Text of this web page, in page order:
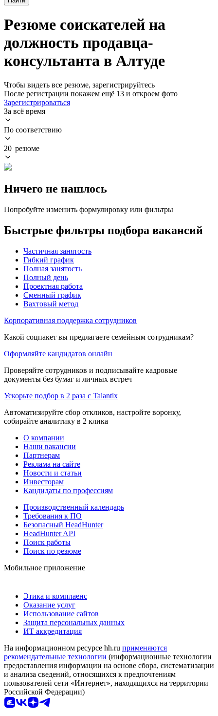
Резюме соискателей на
должность продавца-
консультанта в Алтуде
Чтобы видеть все резюме, зарегистрируйтесь
После регистрации покажем ещё 13 и откроем фото
Зарегистрироваться
За всё время
По соответствию
20 резюме
Ничего не нашлось
Попробуйте изменить формулировку или фильтры
Быстрые фильтры подбора вакансий
Частичная занятость
Гибкий график
Полная занятость
Полный день
Проектная работа
Сменный график
Вахтовый метод
Корпоративная поддержка сотрудников
Какой соцпакет вы предлагаете семейным сотрудникам?
Оформляйте кандидатов онлайн
Проверяйте сотрудников и подписывайте кадровые
документы без бумаг и личных встреч
Ускорьте подбор в 2 раза с Talantix
Автоматизируйте сбор откликов, настройте воронку,
собирайте аналитику в 2 клика
О компании
Наши вакансии
Партнерам
Реклама на сайте
Новости и статьи
Инвесторам
Кандидаты по профессиям
Производственный календарь
Требования к ПО
Безопасный HeadHunter
HeadHunter API
Поиск работы
Поиск по резюме
Мобильное приложение
Этика и комплаенс
Оказание услуг
Использование сайтов
Защита персональных данных
ИТ аккредитация
На информационном ресурсе hh.ru применяются
рекомендательные технологии (информационные технологии
предоставления информации на основе сбора, систематизации
и анализа сведений, относящихся к предпочтениям
пользователей сети «Интернет», находящихся на территории
Российской Федерации)